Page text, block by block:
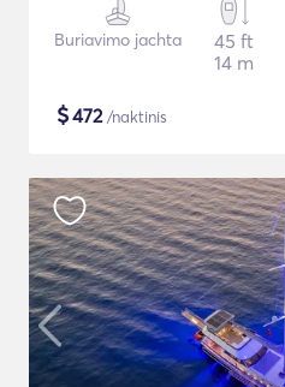
Buriavimo jachta
45 ft
14 m
$472/naktinis